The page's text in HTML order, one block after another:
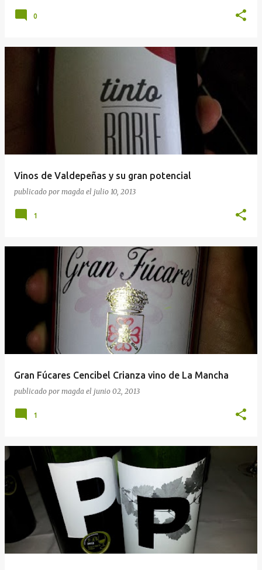
0
Vinos de Valdepeñas y su gran potencial
publicado por magda el julio 10, 2013
1
Gran Fúcares Cencibel Crianza vino de La Mancha
publicado por magda el junio 02, 2013
1